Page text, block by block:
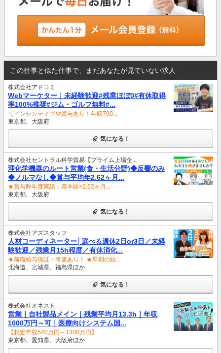
この仕事と似た仕事で、まだあなたが見ていない求人
株式会社アドコミ
Webマーケター｜未経験歓迎#残業ほぼ0#有休取得
率100%推奨#ジム・ゴルフ無料#...
＼インセンティブや賞与あり！年収700...
東京都、大阪府
気になる！
株式会社セントラル科学貿易【プライム上場企...
理化学機器のルート営業(食・生活分野)◆反響のみ
◆ノルマなし◆賞与平均年2.62ヶ月...
★賞与昨年度実績：基本給×2.62ヶ月...
東京都、大阪府
気になる！
株式会社アズスタッフ
人材コーディネーター│選べる週休2日or3日／未経
験歓迎／残業月15h程度／有休消化...
★前職給与保証・考慮あり！ ★早期の給...
北海道、宮城県、福島県ほか
気になる！
株式会社オネスト
営業｜自社製品メイン｜残業平均月13.3h｜年収
1000万円～可｜医療向けシステム国...
【想定年収540万円～1300万円】 ...
東京都、愛知県、大阪府ほか